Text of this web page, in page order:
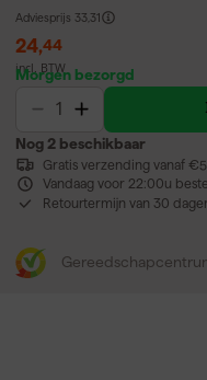
Adviesprijs 33,31
24,44
incl. BTW
Morgen bezorgd
Nog 2 beschikbaar
Gratis verzending vanaf
Vandaag voor 22:00u
Retourtermijn van 30